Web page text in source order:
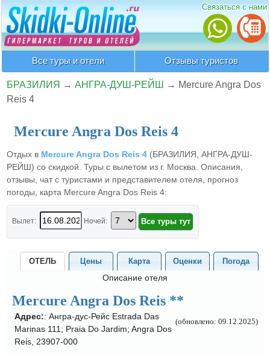
Связаться с нами
Все туры и отели Отзывы туристов
БРАЗИЛИЯ →АНГРА-ДУШ-РЕЙШ → Mercure Angra Dos
Reis 4
Mercure Angra Dos Reis 4
Отдых в Mercure Angra Dos Reis 4 (БРАЗИЛИЯ, АНГРА-ДУШ-
РЕЙШ) со скидкой. Туры с вылетом из г. Москва. Описания,
отзывы, чат с туристами и представителем отеля, прогноз
погоды, карта Mercure Angra Dos Reis 4:
Вылет: Ночей:
ОТЕЛЬ Цены Карта Оценки Погода
Описание отеля
Mercure Angra Dos Reis **
(обновлено: 09.12.2025)
Адрес:: Ангра-дус-Рейс Estrada Das
Marinas 111; Praia Do Jardim; Angra Dos
Reis, 23907-000